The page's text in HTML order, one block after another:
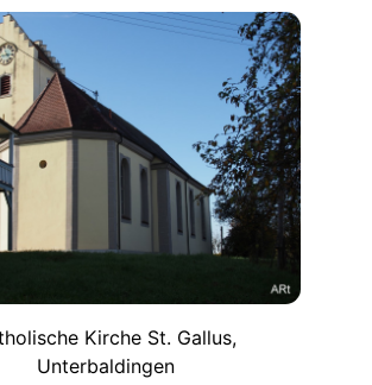
Kirche St. Gallus,
Unterbaldingen